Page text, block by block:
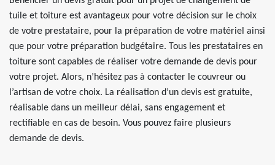
tuile et toiture est avantageux pour votre décision sur le choix
de votre prestataire, pour la préparation de votre matériel ainsi
que pour votre préparation budgétaire. Tous les prestataires en
toiture sont capables de réaliser votre demande de devis pour
votre projet. Alors, n’hésitez pas à contacter le couvreur ou
l’artisan de votre choix. La réalisation d’un devis est gratuite,
réalisable dans un meilleur délai, sans engagement et
rectifiable en cas de besoin. Vous pouvez faire plusieurs
demande de devis.